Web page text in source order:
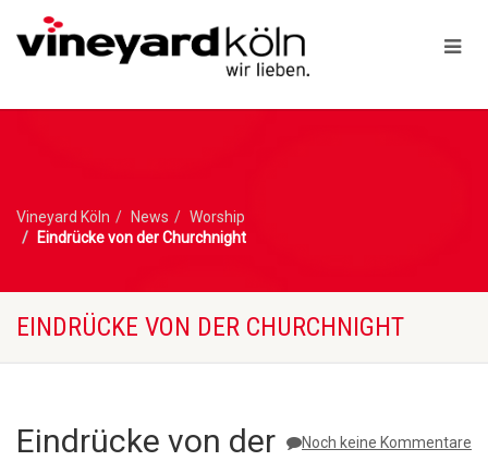
Vineyard Köln News
Worship
Eindrücke von der Churchnight
EINDRÜCKE VON DER CHURCHNIGHT
Noch keine Kommentare
Eindrücke von der